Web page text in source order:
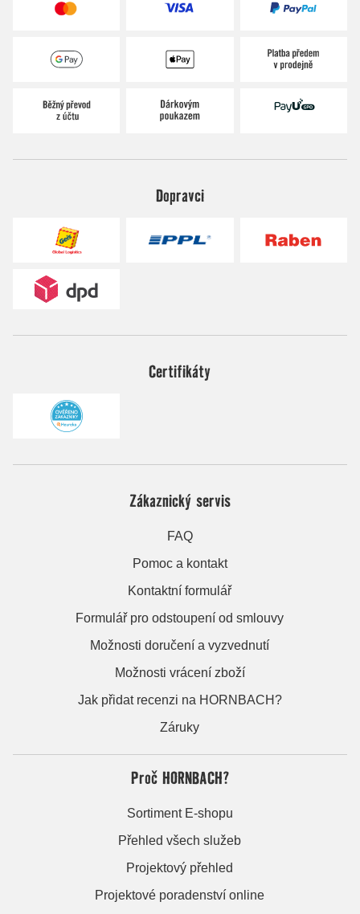
Dopravci
Certifikáty
Zákaznický servis
FAQ
Pomoc a kontakt
Kontaktní formulář
Formulář pro odstoupení od smlouvy
Možnosti doručení a vyzvednutí
Možnosti vrácení zboží
Jak přidat recenzi na HORNBACH?
Záruky
Proč HORNBACH?
Sortiment E-shopu
Přehled všech služeb
Projektový přehled
Projektové poradenství online